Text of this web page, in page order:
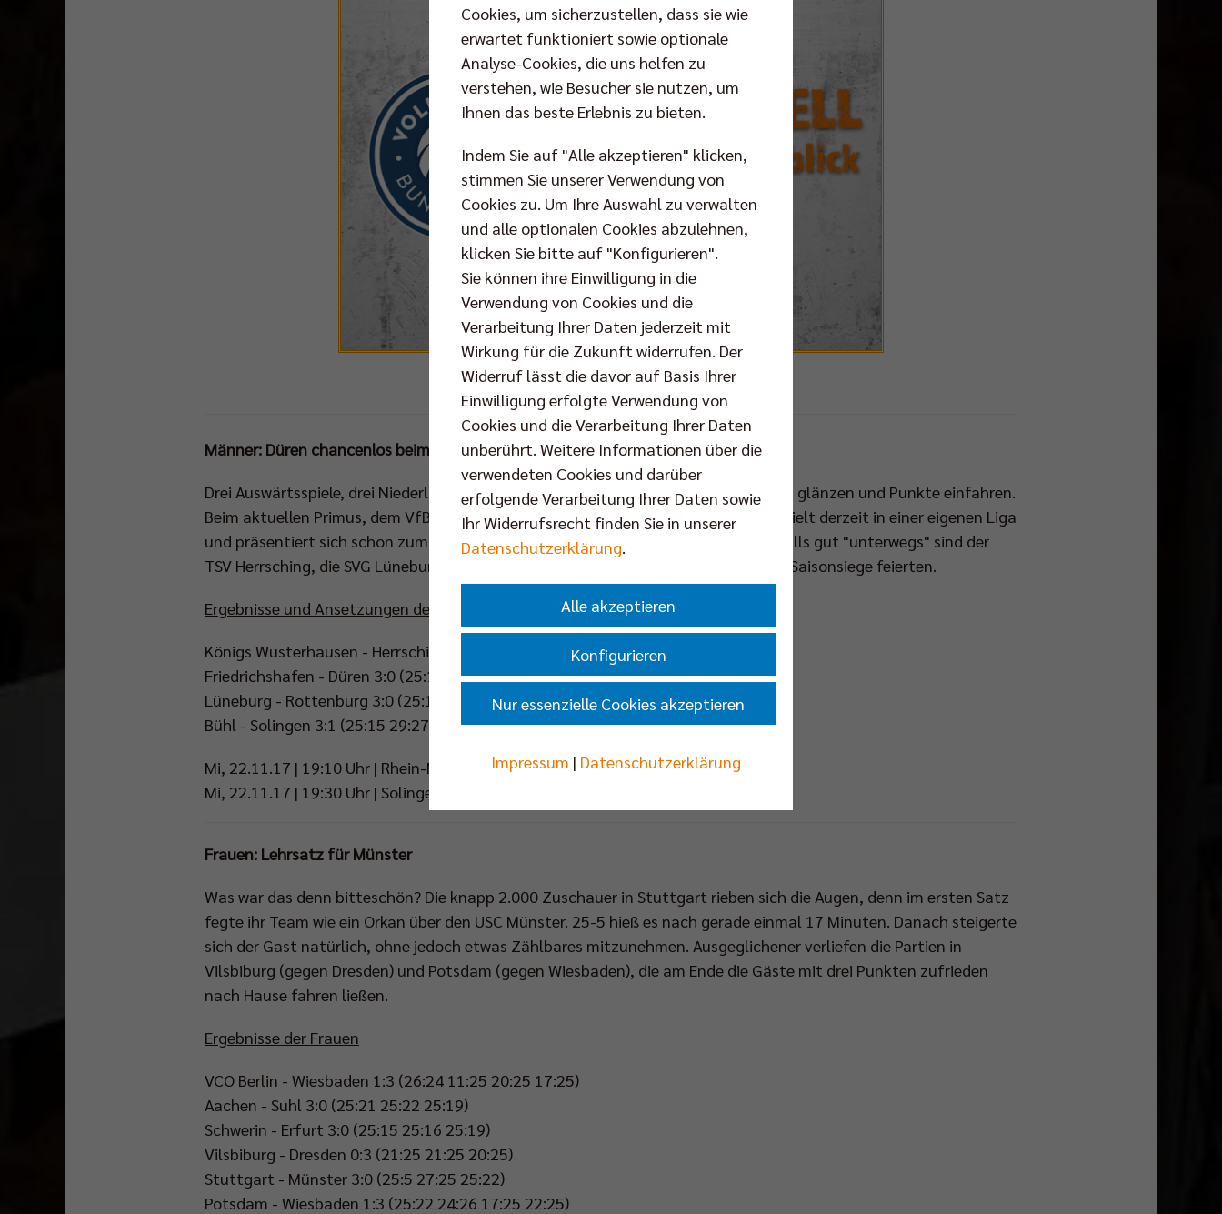
Männer: Düren chancenlos beim VfB
Drei Auswärtsspiele, drei Niederlagen. Düren kann bislang nur vor eigenem Publikum glänzen und Punkte einfahren.
Beim aktuellen Primus, dem VfB Friedrichshafen, gab es nichts zu holen. Der VfB spielt derzeit in einer eigenen Liga
und präsentiert sich schon zum Saisonstart in beeindruckender Verfassung. Ebenfalls gut "unterwegs" sind der
TSV Herrsching, die SVG Lüneburg und der TV Ingersoll Bühl, die jeweils ihre dritten Saisonsiege feierten.
Ergebnisse und Ansetzungen der Männer
Königs Wusterhausen - Herrsching 1:3 (27:25 18:25 28:30 22:25)
Friedrichshafen - Düren 3:0 (25:16 25:17 25:22)
Lüneburg - Rottenburg 3:0 (25:17 25:13 25:23)
Bühl - Solingen 3:1 (25:15 29:27 18:25 25:18)
Mi, 22.11.17 | 19:10 Uhr | Rhein-Main - Berlin
Mi, 22.11.17 | 19:30 Uhr | Solingen - Friedrichshafen
Frauen: Lehrsatz für Münster
Was war das denn bitteschön? Die knapp 2.000 Zuschauer in Stuttgart rieben sich die Augen, denn im ersten Satz
fegte ihr Team wie ein Orkan über den USC Münster. 25-5 hieß es nach gerade einmal 17 Minuten. Danach steigerte
sich der Gast natürlich, ohne jedoch etwas Zählbares mitzunehmen. Ausgeglichener verliefen die Partien in
Vilsbiburg (gegen Dresden) und Potsdam (gegen Wiesbaden), die am Ende die Gäste mit drei Punkten zufrieden
nach Hause fahren ließen.
Ergebnisse der Frauen
VCO Berlin - Wiesbaden 1:3 (26:24 11:25 20:25 17:25)
Aachen - Suhl 3:0 (25:21 25:22 25:19)
Schwerin - Erfurt 3:0 (25:15 25:16 25:19)
Vilsbiburg - Dresden 0:3 (21:25 21:25 20:25)
Stuttgart - Münster 3:0 (25:5 27:25 25:22)
Potsdam - Wiesbaden 1:3 (25:22 24:26 17:25 22:25)
Cookies, um sicherzustellen, dass sie wie
erwartet funktioniert sowie optionale
Analyse-Cookies, die uns helfen zu
verstehen, wie Besucher sie nutzen, um
Ihnen das beste Erlebnis zu bieten.
Indem Sie auf "Alle akzeptieren" klicken,
stimmen Sie unserer Verwendung von
Cookies zu. Um Ihre Auswahl zu verwalten
und alle optionalen Cookies abzulehnen,
klicken Sie bitte auf "Konfigurieren".
Sie können ihre Einwilligung in die
Verwendung von Cookies und die
Verarbeitung Ihrer Daten jederzeit mit
Wirkung für die Zukunft widerrufen. Der
Widerruf lässt die davor auf Basis Ihrer
Einwilligung erfolgte Verwendung von
Cookies und die Verarbeitung Ihrer Daten
unberührt. Weitere Informationen über die
verwendeten Cookies und darüber
erfolgende Verarbeitung Ihrer Daten sowie
Ihr Widerrufsrecht finden Sie in unserer
Datenschutzerklärung.
Alle akzeptieren
Konfigurieren
Nur essenzielle Cookies akzeptieren
Impressum | Datenschutzerklärung